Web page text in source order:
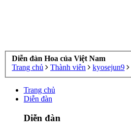
Diễn đàn Hoa của Việt Nam
Trang chủ
Thành viên kyosejun9
Trang chủ
Diễn đàn
Diễn đàn